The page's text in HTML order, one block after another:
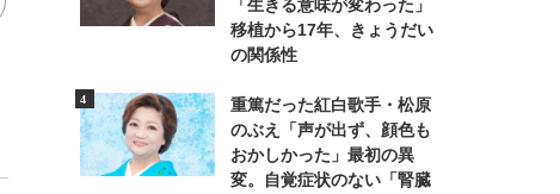
「生きる意味が変わった」
移植から17年、きょうだい
の関係性
重篤だった紅白歌手・松原
のぶえ「声が出ず、顔色も
おかしかった」最初の異
変。自覚症状のない「腎臓